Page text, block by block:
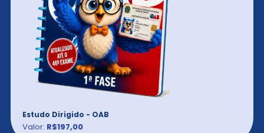
Estudo Dirigido - OAB
Valor: R$197,00